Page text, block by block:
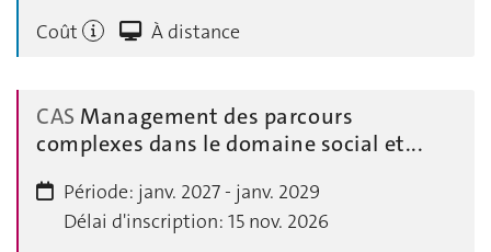
Coût
À distance
CAS Management des parcours
complexes dans le domaine social et...
Période: janv. 2027 - janv. 2029
Délai d'inscription: 15 nov. 2026